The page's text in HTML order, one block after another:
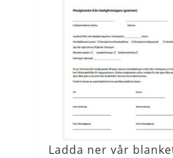
Ladda ner vår